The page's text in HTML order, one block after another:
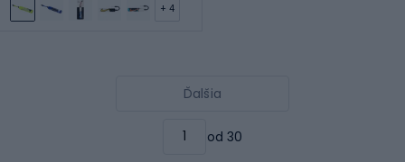
+ 4
Ďalšia
od 30